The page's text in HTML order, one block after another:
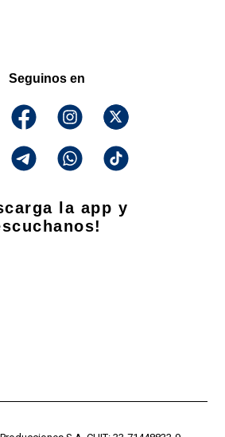
Seguinos en
la app y